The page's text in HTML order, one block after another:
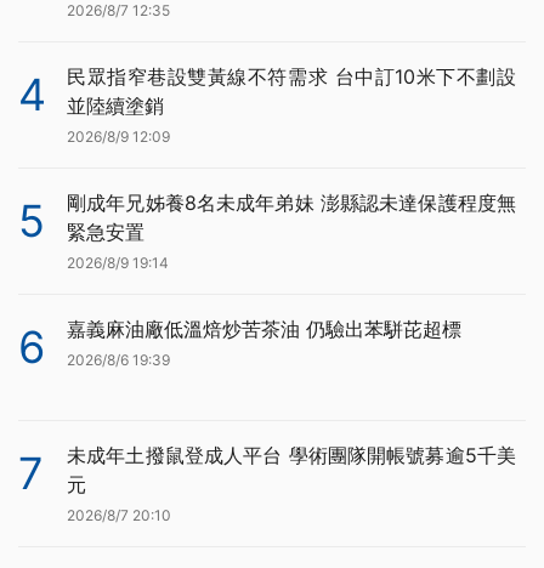
2026/8/7 12:35
4
民眾指窄巷設雙黃線不符需求 台中訂10米下不劃設
並陸續塗銷
2026/8/9 12:09
5
剛成年兄姊養8名未成年弟妹 澎縣認未達保護程度無
緊急安置
2026/8/9 19:14
6 嘉義麻油廠低溫焙炒苦茶油 仍驗出苯駢芘超標
2026/8/6 19:39
7
未成年土撥鼠登成人平台 學術團隊開帳號募逾5千美
元
2026/8/7 20:10